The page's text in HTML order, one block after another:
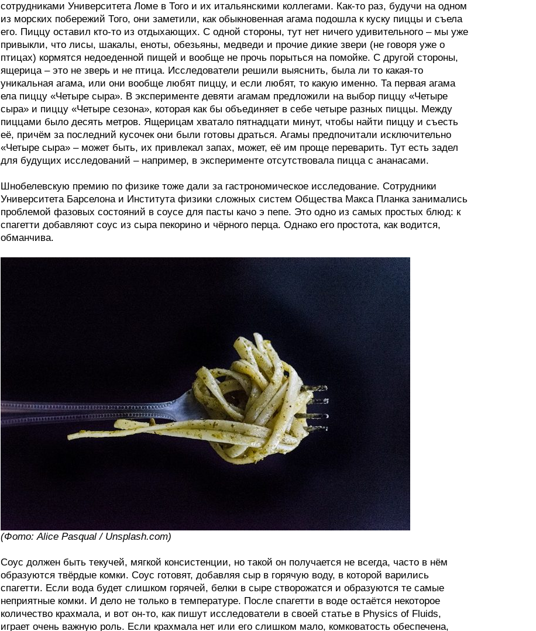
сотрудниками Университета Ломе в Того и их итальянскими коллегами. Как-то раз, будучи на одном
из морских побережий Того, они заметили, как обыкновенная агама подошла к куску пиццы и съела
его. Пиццу оставил кто-то из отдыхающих. С одной стороны, тут нет ничего удивительного – мы уже
привыкли, что лисы, шакалы, еноты, обезьяны, медведи и прочие дикие звери (не говоря уже о
птицах) кормятся недоеденной пищей и вообще не прочь порыться на помойке. С другой стороны,
ящерица – это не зверь и не птица. Исследователи решили выяснить, была ли то какая-то
уникальная агама, или они вообще любят пиццу, и если любят, то какую именно. Та первая агама
ела пиццу «Четыре сыра». В эксперименте девяти агамам предложили на выбор пиццу «Четыре
сыра» и пиццу «Четыре сезона», которая как бы объединяет в себе четыре разных пиццы. Между
пиццами было десять метров. Ящерицам хватало пятнадцати минут, чтобы найти пиццу и съесть
её, причём за последний кусочек они были готовы драться. Агамы предпочитали исключительно
«Четыре сыра» – может быть, их привлекал запах, может, её им проще переварить. Тут есть задел
для будущих исследований – например, в эксперименте отсутствовала пицца с ананасами.
Шнобелевскую премию по физике тоже дали за гастрономическое исследование. Сотрудники
Университета Барселона и Института физики сложных систем Общества Макса Планка занимались
проблемой фазовых состояний в соусе для пасты качо э пепе. Это одно из самых простых блюд: к
спагетти добавляют соус из сыра пекорино и чёрного перца. Однако его простота, как водится,
обманчива.
(Фото: Alice Pasqual / Unsplash.com)
Соус должен быть текучей, мягкой консистенции, но такой он получается не всегда, часто в нём
образуются твёрдые комки. Соус готовят, добавляя сыр в горячую воду, в которой варились
спагетти. Если вода будет слишком горячей, белки в сыре створожатся и образуются те самые
неприятные комки. И дело не только в температуре. После спагетти в воде остаётся некоторое
количество крахмала, и вот он-то, как пишут исследователи в своей статье в Physics of Fluids,
играет очень важную роль. Если крахмала нет или его слишком мало, комковатость обеспечена,